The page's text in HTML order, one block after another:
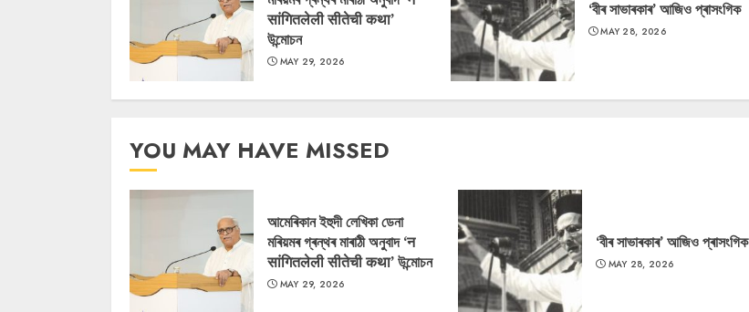
सांगितलेली सीतेची कथा’
উন্মোচন
MAY 29, 2026
‘বীৰ সাভাৰকাৰ’ আজিও প্ৰাসংগিক
MAY 28, 2026
YOU MAY HAVE MISSED
আমেৰিকান ইহুদী লেখিকা ডেনা
মৰিয়মৰ গ্ৰন্থৰ মাৰাঠী অনুবাদ ‘न
सांगितलेली सीतेची कथा’ উন্মোচন
MAY 29, 2026
‘বীৰ সাভাৰকাৰ’ আজিও প্ৰাসংগিক
MAY 28, 2026